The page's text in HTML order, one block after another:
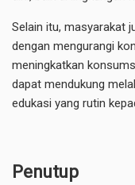
Selain itu, masyarakat
dengan mengurangi
meningkatkan
dapat mendukung
edukasi yang rutin
Penutup